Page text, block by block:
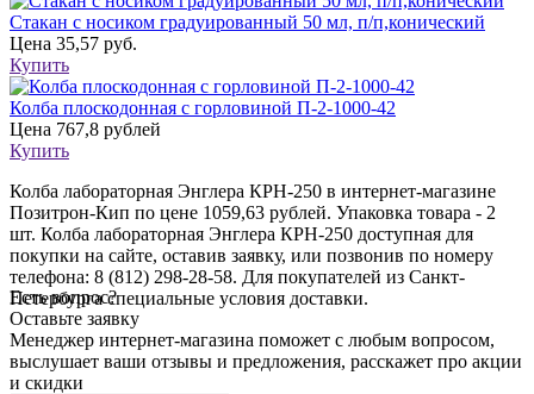
Стакан с носиком градуированный 50 мл, п/п,конический
Цена 35,57 руб.
Купить
Колба плоскодонная с горловиной П-2-1000-42
Цена 767,8 рублей
Купить
Колба лабораторная Энглера КРН-250 в интернет-магазине
Позитрон-Кип по цене 1059,63 рублей. Упаковка товара - 2
шт. Колба лабораторная Энглера КРН-250 доступная для
покупки на сайте, оставив заявку, или позвонив по номеру
телефона: 8 (812) 298-28-58. Для покупателей из Санкт-
Петербурга специальные условия доставки.
Есть вопрос?
Оставьте заявку
Менеджер интернет-магазина поможет с любым вопросом,
выслушает ваши отзывы и предложения, расскажет про акции
и скидки